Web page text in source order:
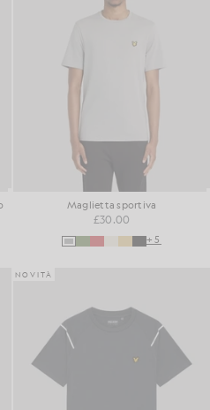
Maglietta sportiva
£30.00
+5
NOVITÀ